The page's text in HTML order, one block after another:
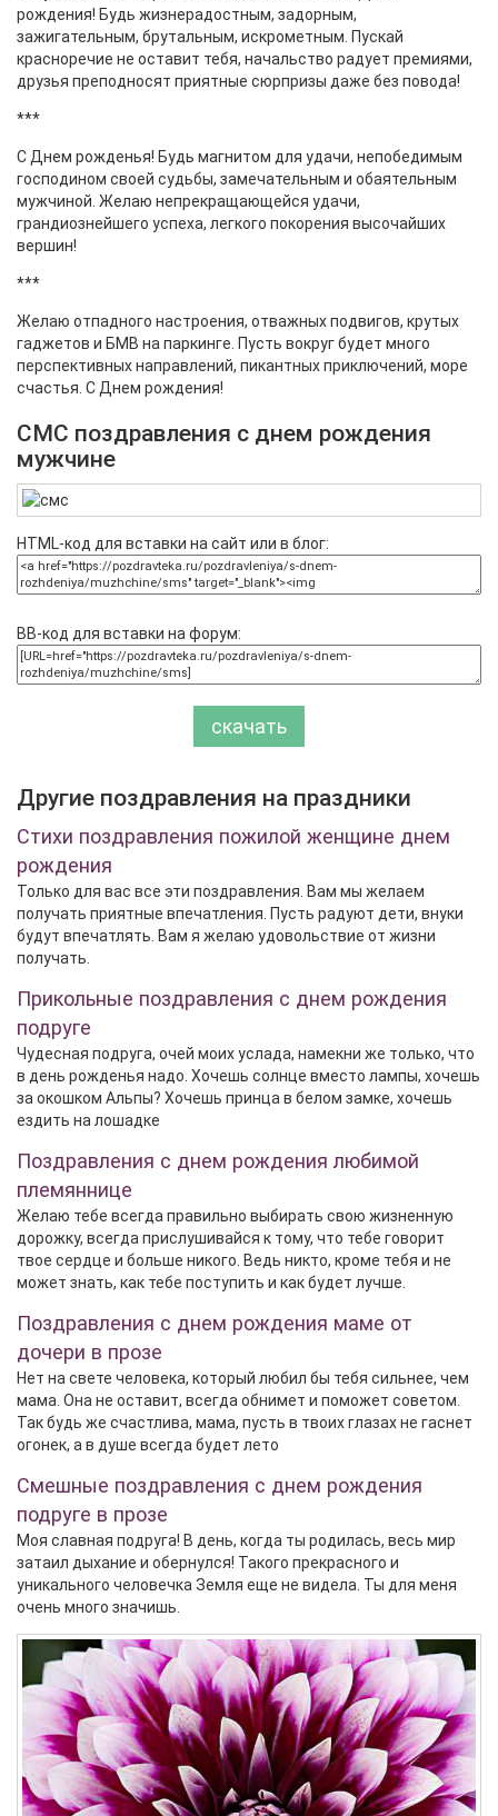
рождения! Будь жизнерадостным, задорным,
зажигательным, брутальным, искрометным. Пускай
красноречие не оставит тебя, начальство радует премиями,
друзья преподносят приятные сюрпризы даже без повода!
***
С Днем рожденья! Будь магнитом для удачи, непобедимым
господином своей судьбы, замечательным и обаятельным
мужчиной. Желаю непрекращающейся удачи,
грандиознейшего успеха, легкого покорения высочайших
вершин!
***
Желаю отпадного настроения, отважных подвигов, крутых
гаджетов и БМВ на паркинге. Пусть вокруг будет много
перспективных направлений, пикантных приключений, море
счастья. С Днем рождения!
СМС поздравления с днем рождения
мужчине
HTML-код для вставки на сайт или в блог:
BB-код для вставки на форум:
скачать
Другие поздравления на праздники
Стихи поздравления пожилой женщине днем
рождения
Только для вас все эти поздравления. Вам мы желаем
получать приятные впечатления. Пусть радуют дети, внуки
будут впечатлять. Вам я желаю удовольствие от жизни
получать.
Прикольные поздравления с днем рождения
подруге
Чудесная подруга, очей моих услада, намекни же только, что
в день рожденья надо. Хочешь солнце вместо лампы, хочешь
за окошком Альпы? Хочешь принца в белом замке, хочешь
ездить на лошадке
Поздравления с днем рождения любимой
племяннице
Желаю тебе всегда правильно выбирать свою жизненную
дорожку, всегда прислушивайся к тому, что тебе говорит
твое сердце и больше никого. Ведь никто, кроме тебя и не
может знать, как тебе поступить и как будет лучше.
Поздравления с днем рождения маме от
дочери в прозе
Нет на свете человека, который любил бы тебя сильнее, чем
мама. Она не оставит, всегда обнимет и поможет советом.
Так будь же счастлива, мама, пусть в твоих глазах не гаснет
огонек, а в душе всегда будет лето
Смешные поздравления с днем рождения
подруге в прозе
Моя славная подруга! В день, когда ты родилась, весь мир
затаил дыхание и обернулся! Такого прекрасного и
уникального человечка Земля еще не видела. Ты для меня
очень много значишь.